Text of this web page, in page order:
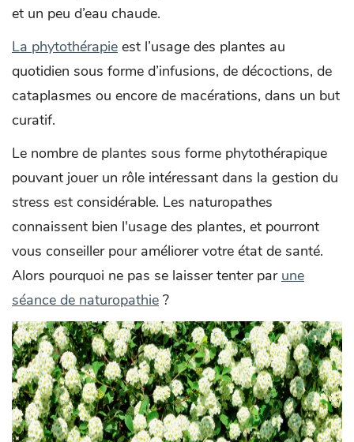
et un peu d’eau chaude.
La phytothérapie est l’usage des plantes au
quotidien sous forme d’infusions, de décoctions, de
cataplasmes ou encore de macérations, dans un but
curatif.
Le nombre de plantes sous forme phytothérapique
pouvant jouer un rôle intéressant dans la gestion du
stress est considérable. Les naturopathes
connaissent bien l'usage des plantes, et pourront
vous conseiller pour améliorer votre état de santé.
Alors pourquoi ne pas se laisser tenter par une
séance de naturopathie ?